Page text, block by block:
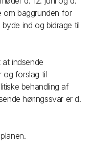
om baggrunden for
ind og bidrage til
indsende
og forslag til
behandling af
høringssvar er d.